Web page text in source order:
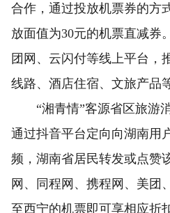
合作，通过投放机票券的方
放面值为30元的机票直减券
团网、云闪付等线上平台，
线路、酒店住宿、文旅产品
“湘青情”客源省区旅游消
通过抖音平台定向向湖南用
频，湖南省居民转发或点赞
网、同程网、携程网、美团
至西宁的机票即可享相应折